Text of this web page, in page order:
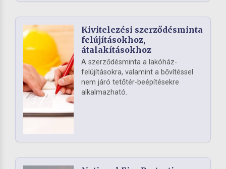
Kivitelezési szerződésminta
felújításokhoz,
átalakításokhoz
A szerződésminta a lakóház-
felújításokra, valamint a bővítéssel
nem járó tetőtér-beépítésekre
alkalmazható.